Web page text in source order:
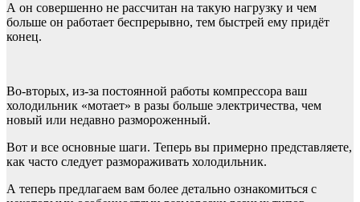
А он совершенно не рассчитан на такую нагрузку и чем
больше он работает беспрерывно, тем быстрей ему придёт
конец.
Во-вторых, из-за постоянной работы компрессора ваш
холодильник «мотает» в разы больше электричества, чем
новый или недавно размороженный.
Вот и все основные шаги. Теперь вы примерно представляете,
как часто следует размораживать холодильник.
А теперь предлагаем вам более детально ознакомиться с